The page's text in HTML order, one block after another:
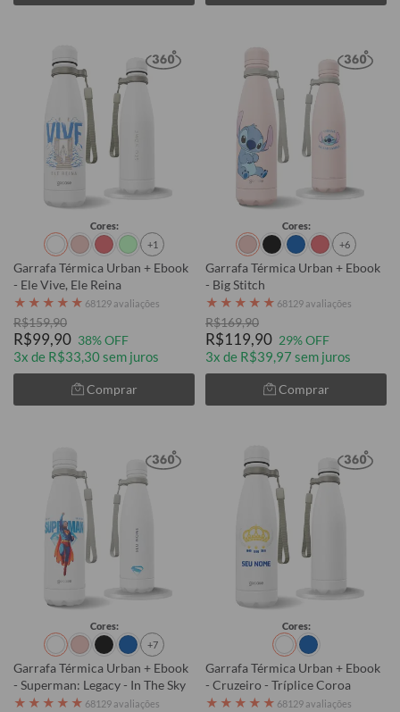
Cores:
+1
Garrafa Térmica Urban + Ebook
- Ele Vive, Ele Reina
★ ★ ★ ★ ★ 68129 avaliações
R$159,90
R$99,90 38% OFF
3x de R$33,30 sem juros
Comprar
Cores:
+6
Garrafa Térmica Urban + Ebook
- Big Stitch
★ ★ ★ ★ ★ 68129 avaliações
R$169,90
R$119,90 29% OFF
3x de R$39,97 sem juros
Comprar
Cores:
+7
Garrafa Térmica Urban + Ebook
- Superman: Legacy - In The Sky
★ ★ ★ ★ ★ 68129 avaliações
Cores:
Garrafa Térmica Urban + Ebook
- Cruzeiro - Tríplice Coroa
★ ★ ★ ★ ★ 68129 avaliações